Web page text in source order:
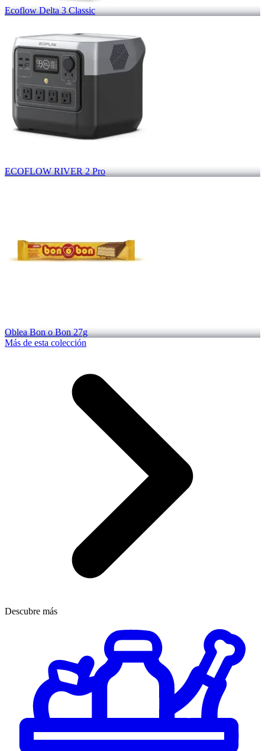
Ecoflow Delta 3 Classic
ECOFLOW RIVER 2 Pro
Oblea Bon o Bon 27g
Más de esta colección
Descubre más